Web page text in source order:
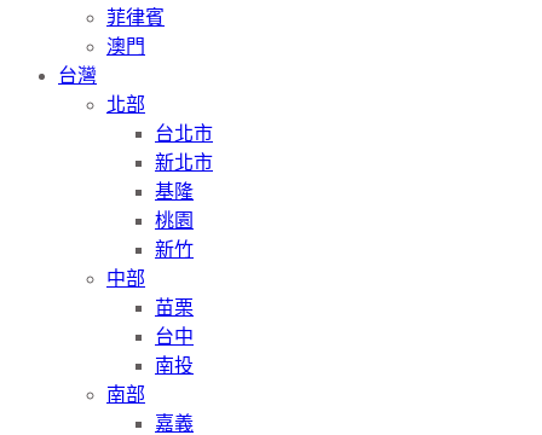
菲律賓
澳門
台灣
北部
台北市
新北市
基隆
桃園
新竹
中部
苗栗
台中
南投
南部
嘉義